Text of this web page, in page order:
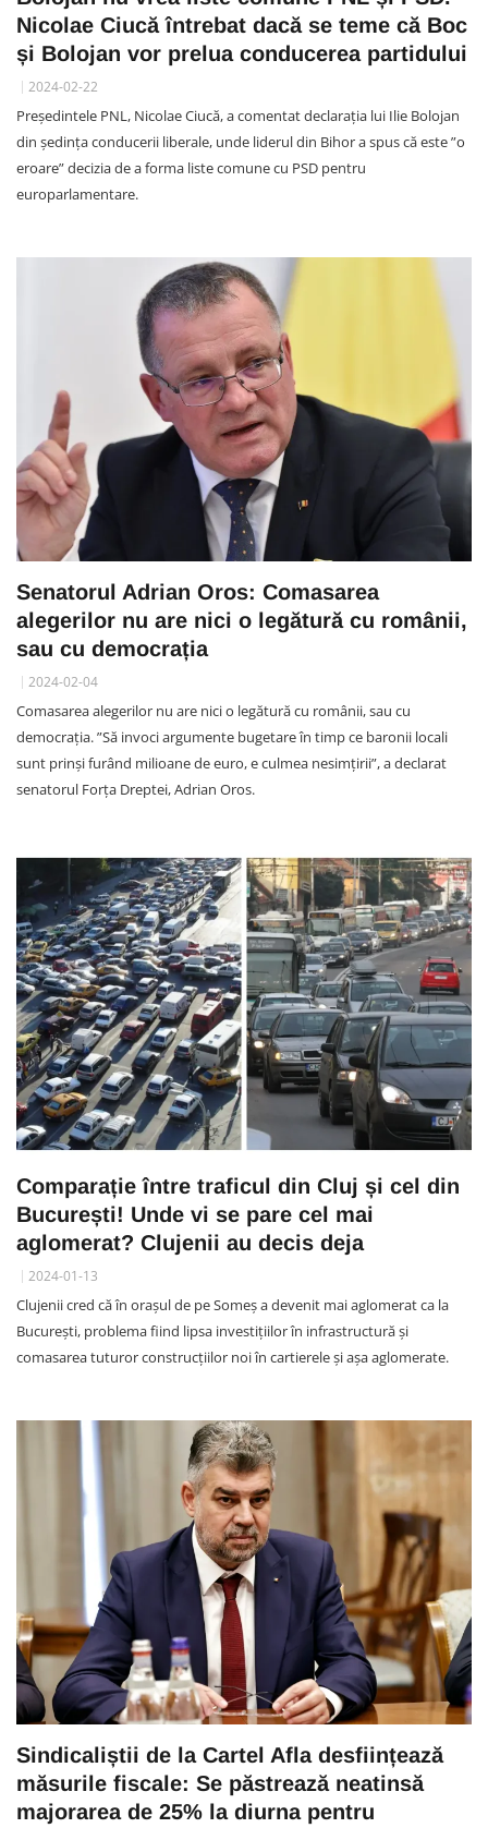
Nicolae Ciucă întrebat dacă se teme că Boc
și Bolojan vor prelua conducerea partidului
2024-02-22
Președintele PNL, Nicolae Ciucă, a comentat declarația lui Ilie Bolojan
din ședința conducerii liberale, unde liderul din Bihor a spus că este ”o
eroare” decizia de a forma liste comune cu PSD pentru
europarlamentare.
Senatorul Adrian Oros: Comasarea
alegerilor nu are nici o legătură cu românii,
sau cu democrația
2024-02-04
Comasarea alegerilor nu are nici o legătură cu românii, sau cu
democrația. ”Să invoci argumente bugetare în timp ce baronii locali
sunt prinși furând milioane de euro, e culmea nesimțirii”, a declarat
senatorul Forța Dreptei, Adrian Oros.
Comparație între traficul din Cluj și cel din
București! Unde vi se pare cel mai
aglomerat? Clujenii au decis deja
2024-01-13
Clujenii cred că în orașul de pe Someș a devenit mai aglomerat ca la
București, problema fiind lipsa investițiilor în infrastructură și
comasarea tuturor construcțiilor noi în cartierele și așa aglomerate.
Sindicaliștii de la Cartel Afla desființează
măsurile fiscale: Se păstrează neatinsă
majorarea de 25% la diurna pentru